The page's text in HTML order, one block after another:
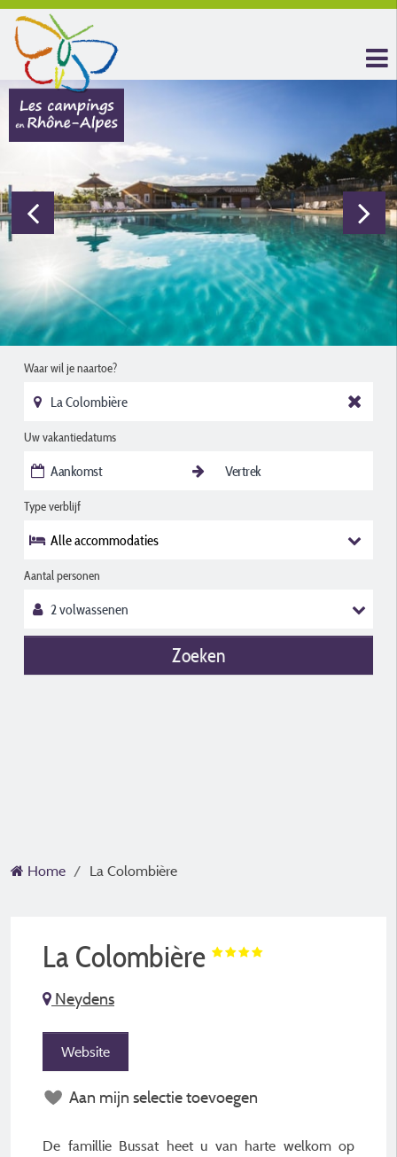
Waar wil je naartoe?
Uw vakantiedatums
Type verblijf
Alle accommodaties
Aantal personen
Zoeken
Home La Colombière
La Colombière
Neydens
Website
Aan mijn selectie toevoegen
De famillie Bussat heet u van harte welkom op